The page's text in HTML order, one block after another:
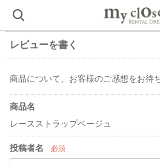
レビューを書く
商品について、お客様のご感想をお待
商品名
レースストラップベージュ
投稿者名 必須